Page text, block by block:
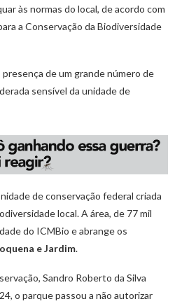
às normas do local, de acordo com
a Conservação da Biodiversidade
de um grande número de
sensível da unidade de
de conservação federal criada
local. A área, de 77 mil
do ICMBio e abrange os
e Jardim.
Sandro Roberto da Silva
o parque passou a não autorizar